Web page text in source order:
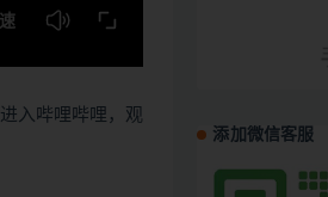
入哔哩哔哩，观
添加微信客服